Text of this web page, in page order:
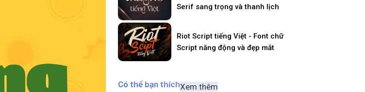
Serif sang trọng và thanh lịch
Riot Script tiếng Việt - Font chữ
Script năng động và đẹp mắt
Có thể bạn thíchXem thêm